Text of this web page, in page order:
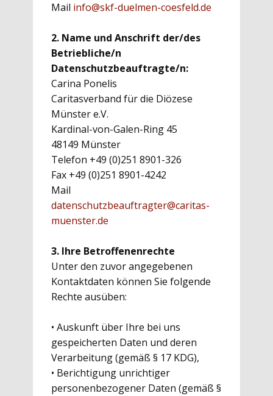
Mail info@skf-duelmen-coesfeld.de
2. Name und Anschrift der/des
Betriebliche/n
Datenschutzbeauftragte/n:
Carina Ponelis
Caritasverband für die Diözese
Münster e.V.
Kardinal-von-Galen-Ring 45
48149 Münster
Telefon +49 (0)251 8901-326
Fax +49 (0)251 8901-4242
Mail
datenschutzbeauftragter@caritas-
muenster.de
3. Ihre Betroffenenrechte
Unter den zuvor angegebenen
Kontaktdaten können Sie folgende
Rechte ausüben:
• Auskunft über Ihre bei uns
gespeicherten Daten und deren
Verarbeitung (gemäß § 17 KDG),
• Berichtigung unrichtiger
personenbezogener Daten (gemäß §